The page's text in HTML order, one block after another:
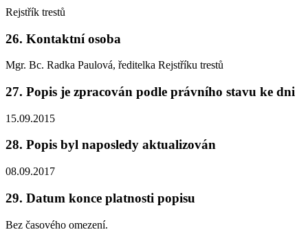
Rejstřík trestů
26. Kontaktní osoba
Mgr. Bc. Radka Paulová, ředitelka Rejstříku trestů
27. Popis je zpracován podle právního stavu ke dni
15.09.2015
28. Popis byl naposledy aktualizován
08.09.2017
29. Datum konce platnosti popisu
Bez časového omezení.